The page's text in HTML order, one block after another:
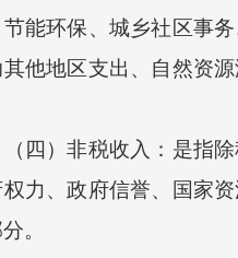
节能环保、城乡社区事
他地区支出、自然资
）非税收入：是指除
力、政府信誉、国家
。